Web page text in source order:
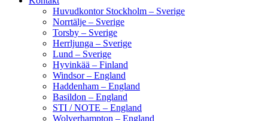
Huvudkontor Stockholm – Sverige
Norrtälje – Sverige
Torsby – Sverige
Herrljunga – Sverige
Lund – Sverige
Hyvinkää – Finland
Windsor – England
Haddenham – England
Basildon – England
STI / NOTE – England
Wolverhampton – England